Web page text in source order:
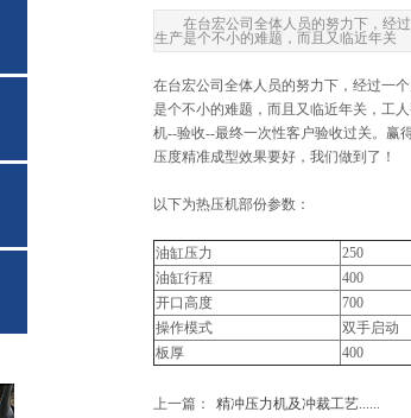
在台宏公司全体人员的努力下，经
生产是个不小的难题，而且又临近年关
在台宏公司全体人员的努力下，经过一
是个不小的难题，而且又临近年关，工
机--验收--最终一次性客户验收过关。赢
压度精准成型效果要好，我们做到了！
以下为热压机部份参数：
油缸压力 250
油缸行程
400
开口高度
700
操作模式
双手启动
板厚
400
上一篇： 精冲压力机及冲裁工艺......